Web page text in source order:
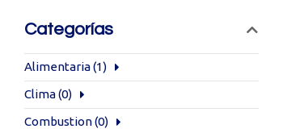
Categorías
Alimentaria(1)
Clima(0)
Combustion(0)